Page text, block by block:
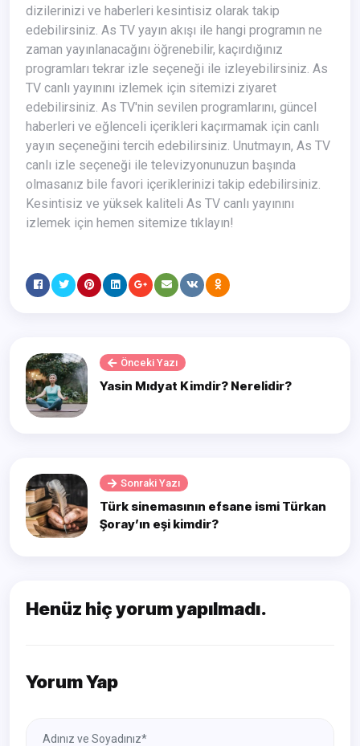
dizilerinizi ve haberleri kesintisiz olarak takip
edebilirsiniz. As TV yayın akışı ile hangi programın ne
zaman yayınlanacağını öğrenebilir, kaçırdığınız
programları tekrar izle seçeneği ile izleyebilirsiniz. As
TV canlı yayınını izlemek için sitemizi ziyaret
edebilirsiniz. As TV'nin sevilen programlarını, güncel
haberleri ve eğlenceli içerikleri kaçırmamak için canlı
yayın seçeneğini tercih edebilirsiniz. Unutmayın, As TV
canlı izle seçeneği ile televizyonunuzun başında
olmasanız bile favori içeriklerinizi takip edebilirsiniz.
Kesintisiz ve yüksek kaliteli As TV canlı yayınını
izlemek için hemen sitemize tıklayın!
Önceki Yazı
Yasin Mıdyat Kimdir? Nerelidir?
Sonraki Yazı
Türk sinemasının efsane ismi Türkan
Şoray’ın eşi kimdir?
Henüz hiç yorum yapılmadı.
Yorum Yap